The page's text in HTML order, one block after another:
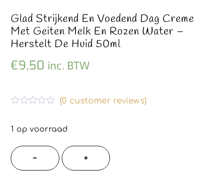
Glad Strijkend En Voedend Dag Creme
Met Geiten Melk En Rozen Water –
Herstelt De Huid 50ml
€9,50 inc. BTW
w
r
d
e
(0 customer reviews)
1 op voorraad
−
Glad
strijkend
+